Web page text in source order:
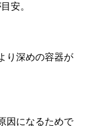
安。
り深めの容器が
因になるためで